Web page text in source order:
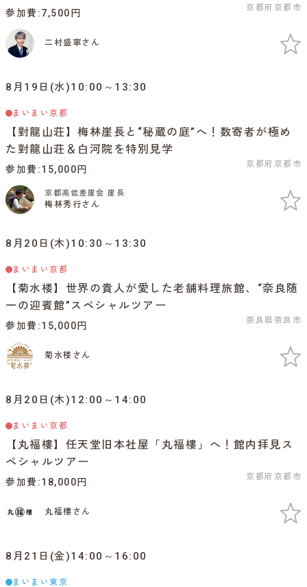
京都府京都市
参加費 7,500円
二村盛寧さん
8月19日(水)10:00～13:30
まいまい京都
【對龍山荘】梅林崖長と“秘蔵の庭”へ！数寄者が極め
た對龍山荘＆白河院を特別見学
京都府京都市
参加費 15,000円
京都高低差崖会 崖長
梅林秀行さん
8月20日(木)10:30～13:30
まいまい京都
【菊水楼】世界の貴人が愛した老舗料理旅館、“奈良随
一の迎賓館”スペシャルツアー
奈良県奈良市
参加費 15,000円
菊水楼さん
8月20日(木)12:00～14:00
まいまい京都
【丸福樓】任天堂旧本社屋「丸福樓」へ！館内拝見ス
ペシャルツアー
京都府京都市
参加費 18,000円
丸福樓さん
8月21日(金)14:00～16:00
まいまい東京